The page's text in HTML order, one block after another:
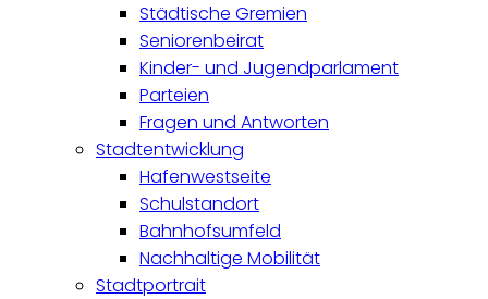
Städtische Gremien
Seniorenbeirat
Kinder- und Jugendparlament
Parteien
Fragen und Antworten
Stadtentwicklung
Hafenwestseite
Schulstandort
Bahnhofsumfeld
Nachhaltige Mobilität
Stadtportrait